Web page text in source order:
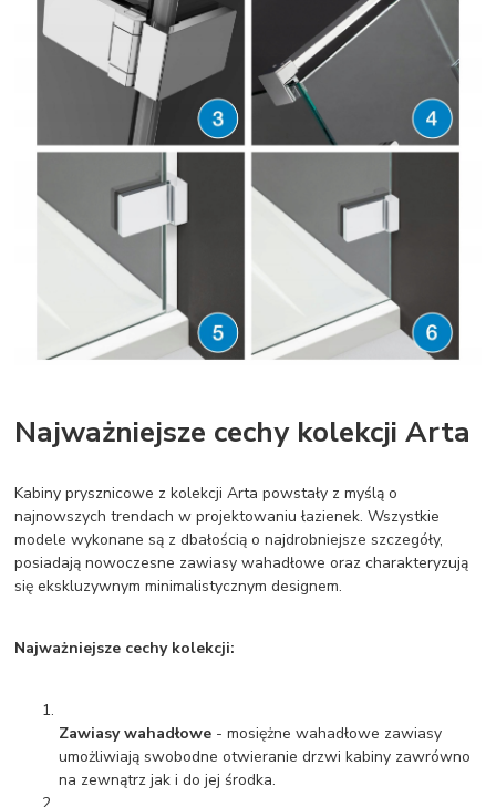
Najważniejsze cechy kolekcji Arta
Kabiny prysznicowe z kolekcji Arta powstały z myślą o
najnowszych trendach w projektowaniu łazienek. Wszystkie
modele wykonane są z dbałością o najdrobniejsze szczegóły,
posiadają nowoczesne zawiasy wahadłowe oraz charakteryzują
się ekskluzywnym minimalistycznym designem.
Najważniejsze cechy kolekcji:
Zawiasy wahadłowe - mosiężne wahadłowe zawiasy
umożliwiają swobodne otwieranie drzwi kabiny zawrówno
na zewnątrz jak i do jej środka.